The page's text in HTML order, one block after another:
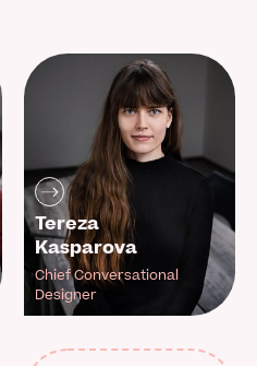
Tereza
Kasparova
Chief Conversational
Designer